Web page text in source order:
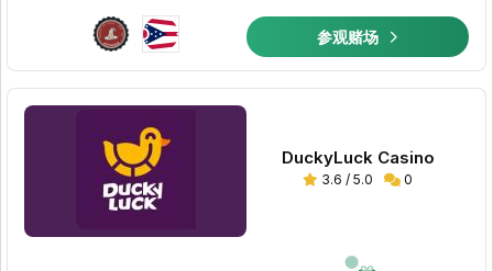
参观赌场
DuckyLuck Casino
3.6 / 5.0 0